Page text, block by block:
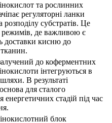
та рослинних
регуляторні ланки
розподілу субстратів. Це
режимів, де важливою є
доставки кисню до
до коферментних
інтегруються в
В результаті
для сталого
енергетичних стадій під час
блок